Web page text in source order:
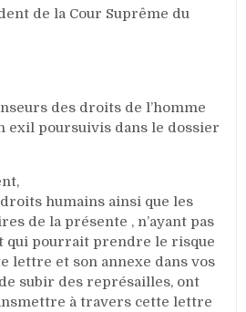
justice
politiques
montés
pour
entraver
les
activités
des
journalistes,
de la Cour Suprême du
des droits de l’homme
exil poursuivis dans le dossier
humains ainsi que les
de la présente , n’ayant pas
qui pourrait prendre le risque
lettre et son annexe dans vos
subir des représailles, ont
à travers cette lettre